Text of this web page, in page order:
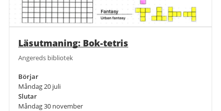
Läsutmaning: Bok-tetris
Angereds bibliotek
Börjar
Måndag 20 juli
Slutar
Måndag 30 november